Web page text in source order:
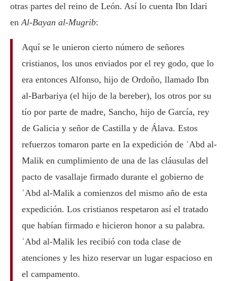
otras partes del reino de León. Así lo cuenta Ibn Idari
en Al-Bayan al-Mugrib:
Aquí se le unieron cierto número de señores
cristianos, los unos enviados por el rey godo, que lo
era entonces Alfonso, hijo de Ordoño, llamado Ibn
al-Barbariya (el hijo de la bereber), los otros por su
tío por parte de madre, Sancho, hijo de García, rey
de Galicia y señor de Castilla y de Álava. Estos
refuerzos tomaron parte en la expedición de ʿAbd al-
Malik en cumplimiento de una de las cláusulas del
pacto de vasallaje firmado durante el gobierno de
ʿAbd al-Malik a comienzos del mismo año de esta
expedición. Los cristianos respetaron así el tratado
que habían firmado e hicieron honor a su palabra.
ʿAbd al-Malik les recibió con toda clase de
atenciones y les hizo reservar un lugar espacioso en
el campamento.